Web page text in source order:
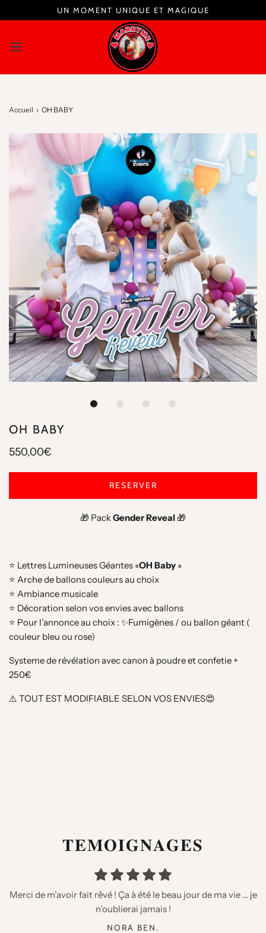
UN MOMENT UNIQUE ET MAGIQUE
Accueil › OH BABY
OH BABY
550,00€
RESERVER
🎁 PackGender Reveal 🎁
⭐️ Lettres Lumineuses Géantes «OH Baby »
⭐️ Arche de ballons couleurs au choix
⭐️ Ambiance musicale
⭐️ Décoration selon vos envies avec ballons
⭐️ Pour l’annonce au choix : ✨Fumigènes / ou ballon géant (
couleur bleu ou rose)
Systeme de révélation avec canon à poudre et confetie +
250€
⚠️ TOUT EST MODIFIABLE SELON VOS ENVIES😍
𝐓𝐄𝐌𝐎𝐈𝐆𝐍𝐀𝐆𝐄𝐒
« Merci pour votre travail , je recommande fortement, les
tops dans leur domaine ! »
Merci de m’avoir fait rêvé ! Ça à été le beau jour de ma vie … je
n’oublierai jamais !
NORA BEN.
Magnifique prestation !! Merci pour votre travail
ELIE COHEN